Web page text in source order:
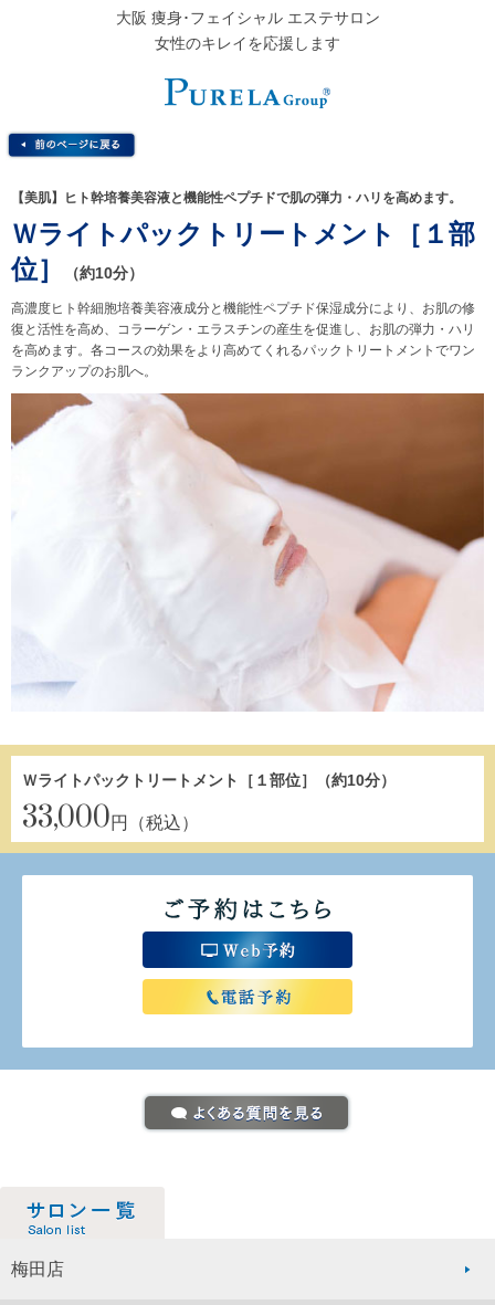
大阪 痩身･フェイシャル エステサロン
女性のキレイを応援します
【美肌】ヒト幹培養美容液と機能性ペプチドで肌の弾力・ハリを高めます。
Ｗライトパックトリートメント［１部
位］
（約10分）
高濃度ヒト幹細胞培養美容液成分と機能性ペプチド保湿成分により、お肌の修
復と活性を高め、コラーゲン・エラスチンの産生を促進し、お肌の弾力・ハリ
を高めます。各コースの効果をより高めてくれるパックトリートメントでワン
ランクアップのお肌へ。
Ｗライトパックトリートメント［１部位］（約10分）
33,000円（税込）
梅田店